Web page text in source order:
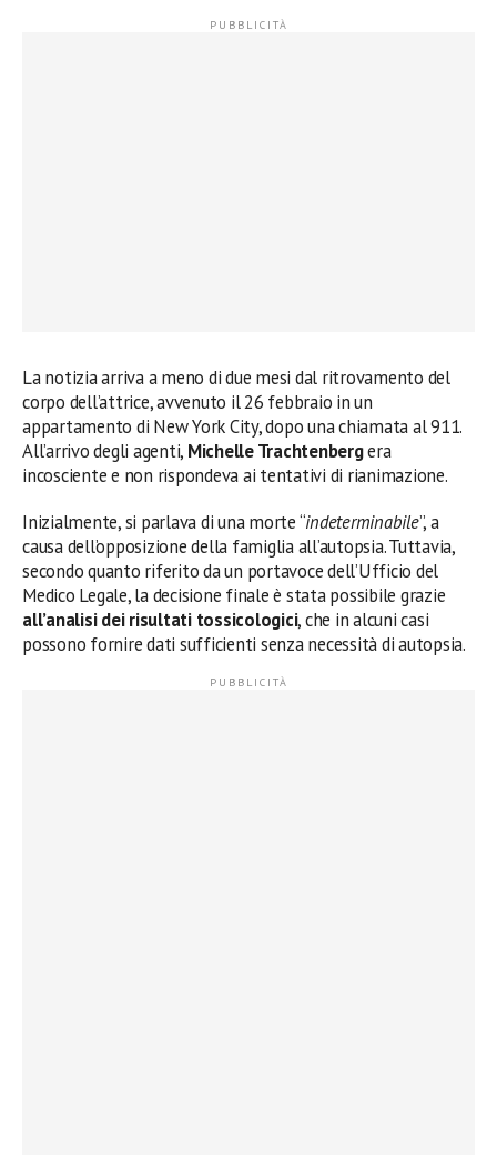
La notizia arriva a meno di due mesi dal ritrovamento del
corpo dell’attrice, avvenuto il 26 febbraio in un
appartamento di New York City, dopo una chiamata al 911.
All’arrivo degli agenti, Michelle Trachtenbergera
incosciente e non rispondeva ai tentativi di rianimazione.
Inizialmente, si parlava di una morte “indeterminabile”, a
causa dell’opposizione della famiglia all’autopsia. Tuttavia,
secondo quanto riferito da un portavoce dell’Ufficio del
Medico Legale, la decisione finale è stata possibile grazie
all’analisi dei risultati tossicologici, che in alcuni casi
possono fornire dati sufficienti senza necessità di autopsia.